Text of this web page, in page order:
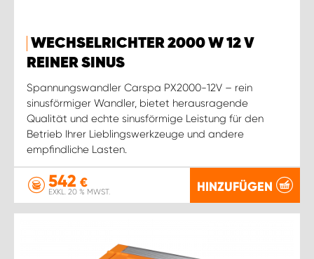
WECHSELRICHTER 2000 W 12 V
REINER SINUS
Spannungswandler Carspa PX2000-12V – rein
sinusförmiger Wandler, bietet herausragende
Qualität und echte sinusförmige Leistung für den
Betrieb Ihrer Lieblingswerkzeuge und andere
empfindliche Lasten.
542 €
EXKL. 20 % MWST. HINZUFÜGEN